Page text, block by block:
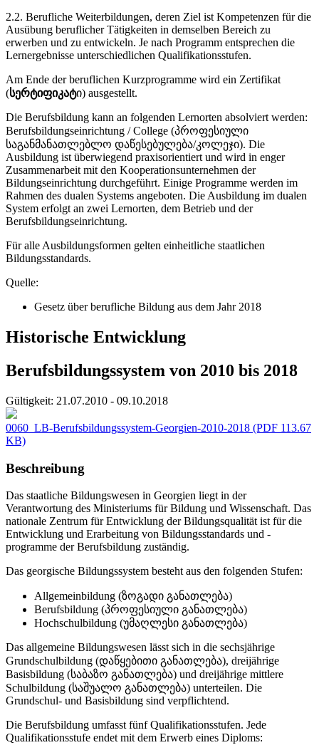
2.2. Berufliche Weiterbildungen, deren Ziel ist Kompetenzen für die
Ausübung beruflicher Tätigkeiten in demselben Bereich zu
erwerben und zu entwickeln. Je nach Programm entsprechen die
Lernergebnisse unterschiedlichen Qualifikationsstufen.
Am Ende der beruflichen Kurzprogramme wird ein Zertifikat
(სერტიფიკატი) ausgestellt.
Die Berufsbildung kann an folgenden Lernorten absolviert werden:
Berufsbildungseinrichtung / College (პროფესიული
საგანმანათლებლო დაწესებულება/კოლეჯი). Die
Ausbildung ist überwiegend praxisorientiert und wird in enger
Zusammenarbeit mit den Kooperationsunternehmen der
Bildungseinrichtung durchgeführt. Einige Programme werden im
Rahmen des dualen Systems angeboten. Die Ausbildung im dualen
System erfolgt an zwei Lernorten, dem Betrieb und der
Berufsbildungseinrichtung.
Für alle Ausbildungsformen gelten einheitliche staatlichen
Bildungsstandards.
Quelle:
Gesetz über berufliche Bildung aus dem Jahr 2018
Historische Entwicklung
Berufsbildungssystem von 2010 bis 2018
Gültigkeit: 21.07.2010 - 09.10.2018
0060_LB-Berufsbildungssystem-Georgien-2010-2018 (PDF 113.67
KB)
Beschreibung
Das staatliche Bildungswesen in Georgien liegt in der
Verantwortung des Ministeriums für Bildung und Wissenschaft. Das
nationale Zentrum für Entwicklung der Bildungsqualität ist für die
Entwicklung und Erarbeitung von Bildungsstandards und -
programme der Berufsbildung zuständig.
Das georgische Bildungssystem besteht aus den folgenden Stufen:
Allgemeinbildung (ზოგადი განათლება)
Berufsbildung (პროფესიული განათლება)
Hochschulbildung (უმაღლესი განათლება)
Das allgemeine Bildungswesen lässt sich in die sechsjährige
Grundschulbildung (დაწყებითი განათლება), dreijährige
Basisbildung (საბაზო განათლება) und dreijährige mittlere
Schulbildung (საშუალო განათლება) unterteilen. Die
Grundschul- und Basisbildung sind verpflichtend.
Die Berufsbildung umfasst fünf Qualifikationsstufen. Jede
Qualifikationsstufe endet mit dem Erwerb eines Diploms: